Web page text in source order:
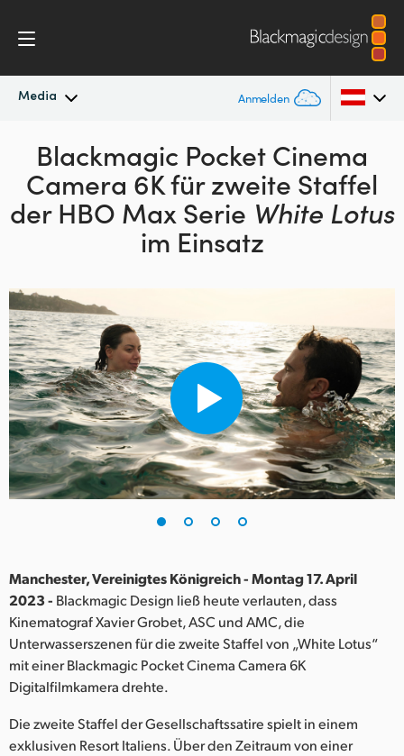
Media Anmelden
Neueste Nachrichten
Nachrichtenarchiv
Argentina
Australia
Austria
Canada
China
Denmark
Finland
France
Germany
India
Italy
Japan
Korea
Mexico
Blackmagic Pocket Cinema
Camera 6K fürzweite Staffel
derHBO Max Serie White Lotus
im Einsatz
Manchester, Vereinigtes Königreich - Montag 17. April
2023 - Blackmagic Design ließ heute verlauten, dass
Kinematograf Xavier Grobet, ASC und AMC, die
Unterwasserszenen für die zweite Staffel von „White Lotus“
mit einer Blackmagic Pocket Cinema Camera 6K
Digitalfilmkamera drehte.
Die zweite Staffel der Gesellschaftssatire spielt in einem
exklusiven Resort Italiens. Über den Zeitraum von einer